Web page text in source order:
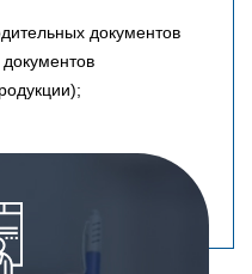
документов
документов